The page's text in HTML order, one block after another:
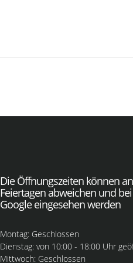
Die Öffnungszeiten können an
Feiertagen abweichen und bei
Google eingesehen werden
Montag: Geschlossen
Dienstag: von 10:00 - 18:00 Uhr
Mittwoch: Geschlossen